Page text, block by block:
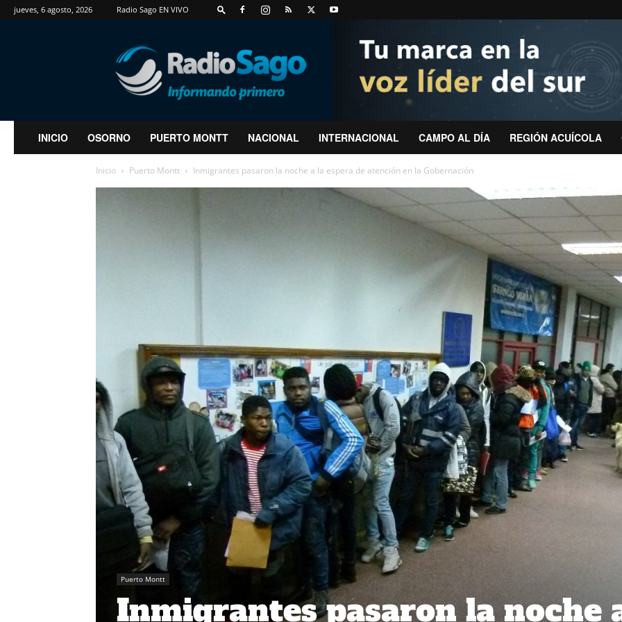
jueves, 6 agosto, 2026 Radio Sago EN VIVO
RadioSago
INICIO OSORNO PUERTO MONTT NACIONAL INTERNACIONAL CAMPO AL DÍA REGIÓN ACUÍCOLA
Inicio Puerto Montt Inmigrantes pasaron la noche a la espera de atención en la Gobernación
Puerto Montt
Inmigrantes pasaron la noche